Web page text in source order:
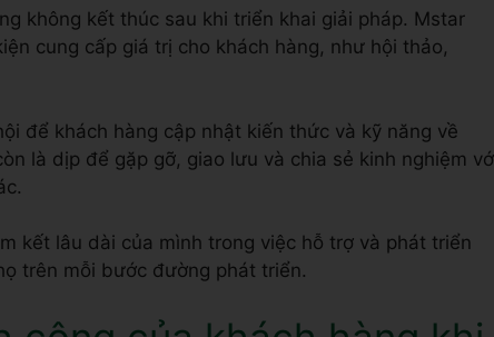
không kết thúc sau khi triển khai giải pháp. Mstar
cung cấp giá trị cho khách hàng, như hội thảo,
để khách hàng cập nhật kiến thức và kỹ năng về
là dịp để gặp gỡ, giao lưu và chia sẻ kinh nghiệm với
kết lâu dài của mình trong việc hỗ trợ và phát triển